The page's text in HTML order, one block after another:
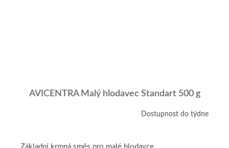
AVICENTRA Malý hlodavec Standart 500 g
Dostupnost do týdne